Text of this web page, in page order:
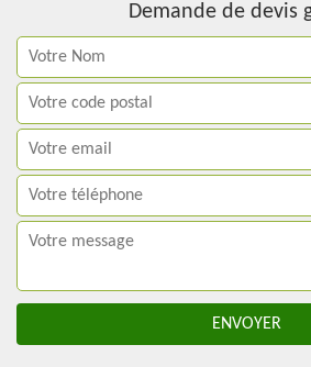
Demande de devis